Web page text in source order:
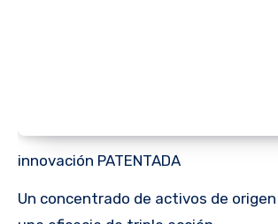
innovación PATENTADA
Un concentrado de activos de